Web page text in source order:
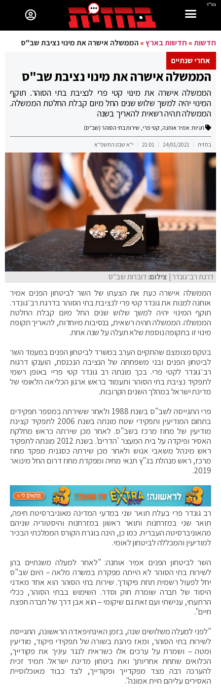
בס"ד
חדשות» חדשות בארץ»הממשלה אישרה את מינוי נציבת שב"ס
אחרי שנתיים
הממשלה אישרה את מינוי נציבת שב"ס
הממשלה אישרה את מינוי קטי פרי לנציבת בתי הסוהר. תוקף
המינוי יהיה למשך שלוש שנים החל מיום קבלת החלטת הממשלה.
הממשלה תהיה רשאית להאריך בשנה
תגיות: אמיר אוחנה, קטי פרי, שירות בתי הסוהר (שב"ס)
בחזית 24/01/2021
21:01 י"א שבט התשפ"א
דרגת רב־גונדר| צילום:דוברות שב"ס
הממשלה אישרה כעת את הצעתו של השר לביטחון הפנים אמיר
אוחנה למנות את גונדר קטי פרי לנציבת בתי הסוהר בדרגת רב־גונדר.
תוקף המינוי יהיה למשך שלוש שנים החל מיום קבלת החלטת
הממשלה. הממשלה תהיה רשאית, בנסיבות מיוחדות, להאריך תקופת
מינוי זו בתקופה נוספת שלא תעלה על שנה אחת.
בטקס מצומצם שהתקיים הערב במשרד לביטחון הפנים במעמד השר
לביטחון הפנים ובני משפחתה של הנציבה הנכנסת, הוענקו דרגות
רב־גונדר לקטי פרי. בכך מונתה רב גונדר קטי פריי באופן רשמי
לתפקיד נציבת בתי הסוהר ותעמוד בראש ארגון הכליאה הלאומי של
מדינת ישראל במהלך השנים הקרובות.
פרי התגייסה לשב"ס בשנת 1988 ולאחר ששירתה במספר תפקידים
בתחום המודיעין ותפקידי שטח מונתה בשנת 2006 לתפקיד קצינת
מודיעין של מחוז מרכז בשב"ס. לאחר מכן שירתה כראש מחלקת
האסיר ופיקדה על בית המעצר 'הדרים'. בשנת 2012 מונתה לתפקיד
ראש מינהל משאבי אנוש ולאחר מכן שירתה כסגנית מפקד מחוז
מרכז, ראש מנהלת בג"ץ תנאי מחיה ומפקדת מחוז דרום החל מינואר
2019.
רב גונדר פרי בעלת תואר שני במדעי המדינה מאוניברסיטת חיפה,
תואר שני במזרחנות ותואר ראשון במזרחנות והיסטוריה שניהם
מהאוניברסיטה העברית. כמו כן, הינה בוגרת הקורס הממלכתי הבכיר
למודיעין והמכללה לביטחון לאומי.
השר לביטחון הפנים אמיר אוחנה: "לאחר למעלה משנתיים בהן
לשירות בתי הסוהר לא הייתה מפקדת במשרה מלאה – היום שב"ס
יחל לפעול רשמית תחת פיקודך. שירות בתי הסוהר הוא אחד מאדני
היסוד של חברה שומרת חוק וסדר. השימוש בבתי הסוהר, ככלי
הרתעתי, ענישתי ועם זאת גם שיקומי – הוא אבן דרך של חברה חפצת
חיים".
"לפני למעלה משלושים שנה, בזמן האינתיפאדה הראשונה, התגייסת
לשירות בתי הסוהר, ומאז כיהנת בשורה של תפקידי פיקוד, מודיעין
ומטה – ושמרת על ערכים אלו כשראית לנגד עיניך את פקודייך,
הכלואים שתחת אחריותך ואת ביטחון מדינת ישראל. תמיד זכית
להערכה רבה מצד מפקדייך ופקודייך, לצד כבוד מאוכלוסיית
האסירים עליהם היית אמונה".